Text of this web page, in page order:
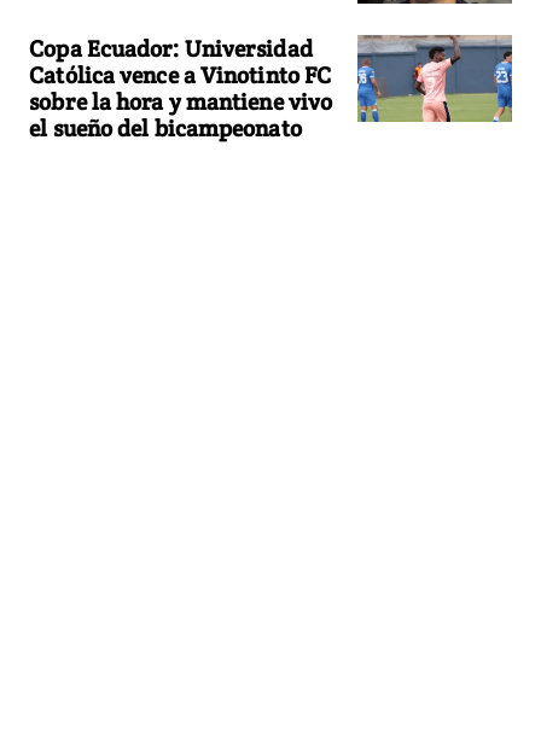
Copa Ecuador: Universidad
Católica vence a Vinotinto FC
sobre la hora y mantiene vivo
el sueño del bicampeonato